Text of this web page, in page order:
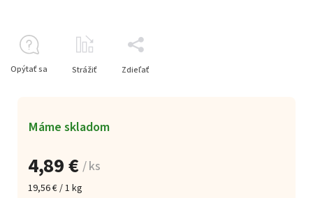
4,89 € / ks
19,56 € / 1 kg
Máme skladom
Opýtať sa Strážiť Zdieľať